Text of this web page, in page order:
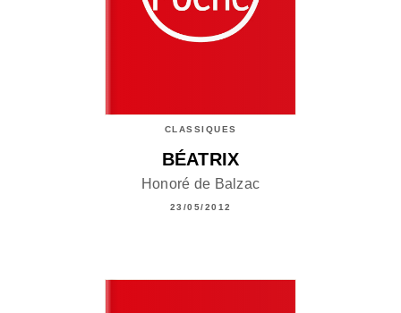
CLASSIQUES
BÉATRIX
Honoré de Balzac
23/05/2012